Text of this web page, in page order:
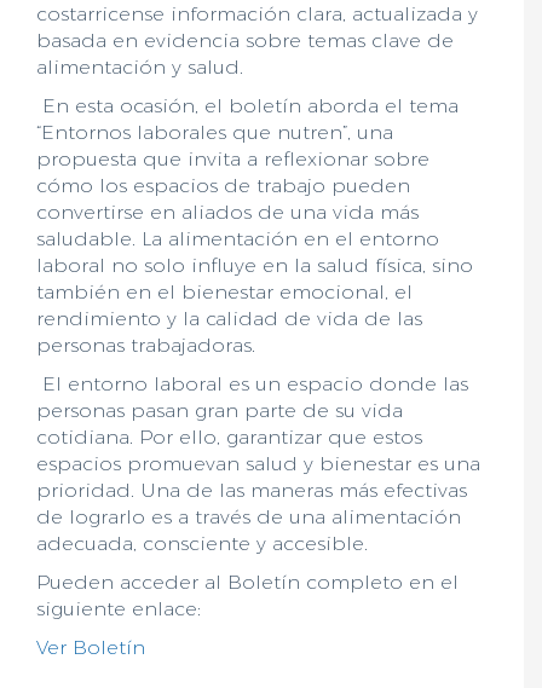
costarricense información clara, actualizada y
basada en evidencia sobre temas clave de
alimentación y salud.
En esta ocasión, el boletín aborda el tema
“Entornos laborales que nutren”, una
propuesta que invita a reflexionar sobre
cómo los espacios de trabajo pueden
convertirse en aliados de una vida más
saludable. La alimentación en el entorno
laboral no solo influye en la salud física, sino
también en el bienestar emocional, el
rendimiento y la calidad de vida de las
personas trabajadoras.
El entorno laboral es un espacio donde las
personas pasan gran parte de su vida
cotidiana. Por ello, garantizar que estos
espacios promuevan salud y bienestar es una
prioridad. Una de las maneras más efectivas
de lograrlo es a través de una alimentación
adecuada, consciente y accesible.
Pueden acceder al Boletín completo en el
siguiente enlace:
Ver Boletín